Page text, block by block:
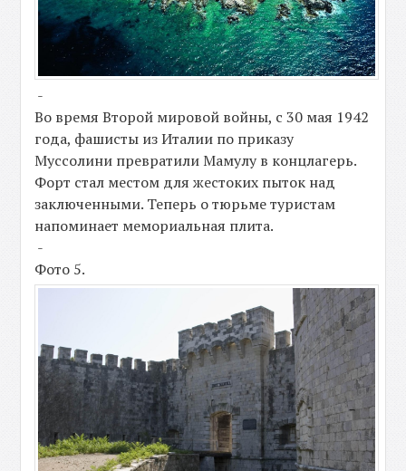
-
Во время Второй мировой войны, с 30 мая 1942
года, фашисты из Италии по приказу
Муссолини превратили Мамулу в концлагерь.
Форт стал местом для жестоких пыток над
заключенными. Теперь о тюрьме туристам
напоминает мемориальная плита.
-
Фото 5.